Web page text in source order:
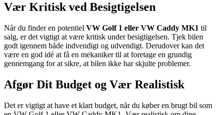
Vær Kritisk ved Besigtigelsen
Når du finder en potentiel VW Golf 1 eller VW Caddy MK1 til
salg, er det vigtigt at være kritisk under besigtigelsen. Tjek bilen
godt igennem både indvendigt og udvendigt. Derudover kan det
være en god idé at få en mekaniker til at foretage en grundig
gennemgang for at sikre, at bilen ikke har skjulte problemer.
Afgør Dit Budget og Vær Realistisk
Det er vigtigt at have et klart budget, når du køber en brugt bil som